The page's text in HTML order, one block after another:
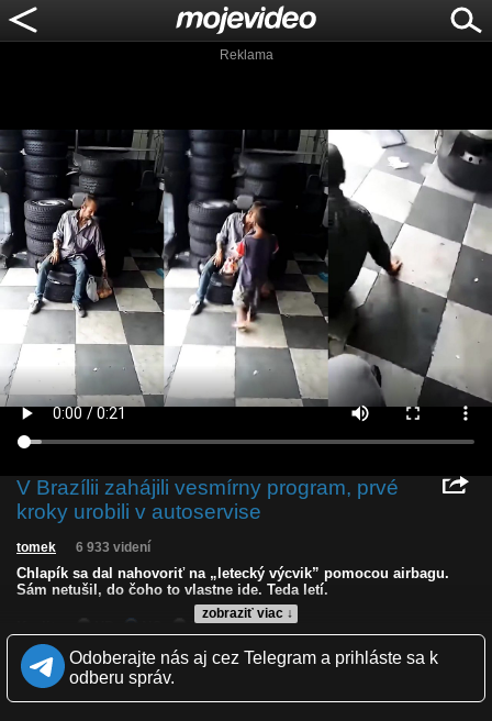
Reklama
V Brazílii zahájili vesmírny program, prvé
kroky urobili v autoservise
zobraziť viac ↓
tomek 6 933 videní
Chlapík sa dal nahovoriť na „letecký výcvik” pomocou airbagu.
Sám netušil, do čoho to vlastne ide. Teda letí.
LQ
Zverejnené: 16.9.2025 12:16
Krajina: Brazília 🇧🇷
Páči sa: 15% (20 hlasov)
Obľúbené: 0
Odoberajte nás aj cez Telegram a prihláste sa k
odberu správ.